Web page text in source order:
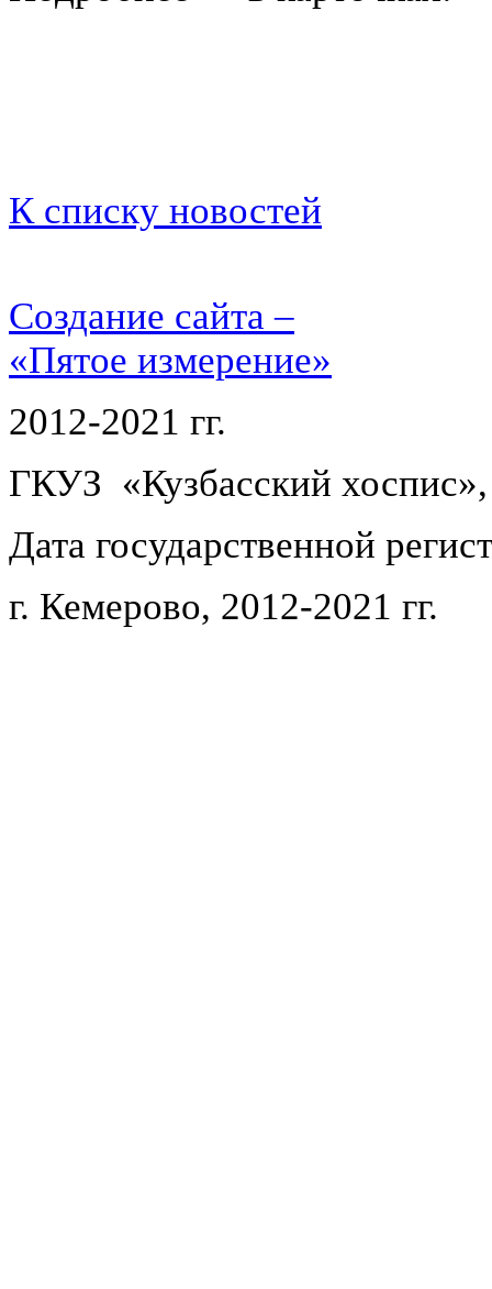
К списку новостей
Создание сайта –
«Пятое измерение»
2012-2021 гг.
ГКУЗ «Кузбасский хоспис»,
Дата государственной
г. Кемерово, 2012-2021 гг.